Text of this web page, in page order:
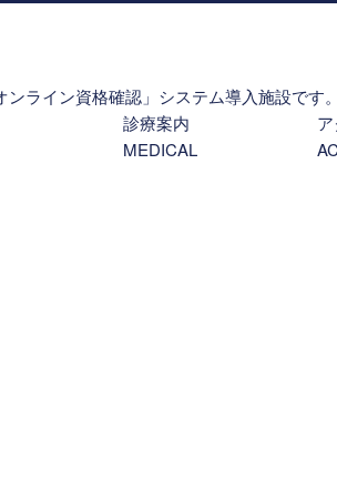
ライン資格確認」システム導入施設です。
診療案内
MEDICAL